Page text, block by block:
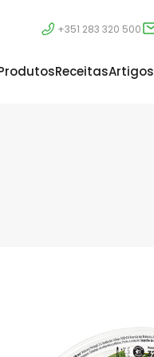
+351 283 320 500
ReceitasArtigos